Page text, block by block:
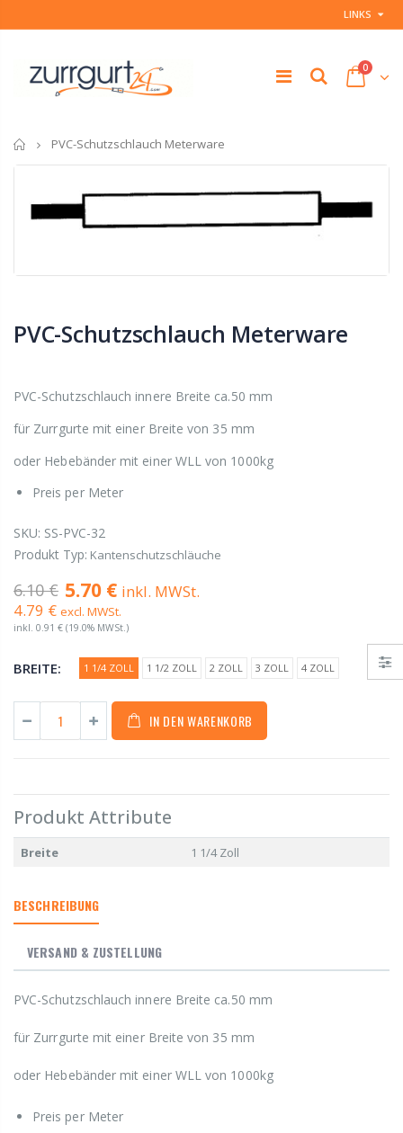
LINKS
0
Startseite
PVC-Schutzschlauch Meterware
PVC-Schutzschlauch Meterware
PVC-Schutzschlauch innere Breite ca.50 mm
für Zurrgurte mit einer Breite von 35 mm
oder Hebebänder mit einer WLL von 1000kg
Preis per Meter
SKU: SS-PVC-32
Produkt Typ: Kantenschutzschläuche
6.10 € 5.70 € inkl. MWSt.
4.79 € excl. MWSt.
inkl. 0.91 € (19.0% MWSt.)
BREITE: 1 1/4 ZOLL 1 1/2 ZOLL 2 ZOLL 3 ZOLL 4 ZOLL
IN DEN WARENKORB
Produkt Attribute
Breite 1 1/4 Zoll
BESCHREIBUNG
VERSAND & ZUSTELLUNG
PVC-Schutzschlauch innere Breite ca.50 mm
für Zurrgurte mit einer Breite von 35 mm
oder Hebebänder mit einer WLL von 1000kg
Preis per Meter